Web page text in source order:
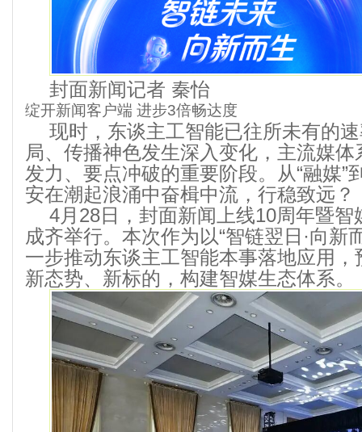
封面新闻记者 秦怡
绽开新闻客户端 进步3倍畅达度
现时，东谈主工智能已往所未有的
局、传播神色发生深入变化，主流媒
发力、要点冲破的重要阶段。从“融媒”
安在潮起浪涌中奋楫中流，行稳致远？
4月28日，封面新闻上线10周年暨
成齐举行。本次作为以“智链翌日·向新
一步推动东谈主工智能本事落地应用
新态势、新标的，构建智媒生态体系。